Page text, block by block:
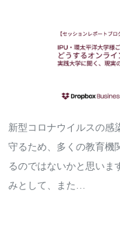
新型コロナウイルスの感
守るため、多くの教育機
るのではないかと思いま
みとして、また…